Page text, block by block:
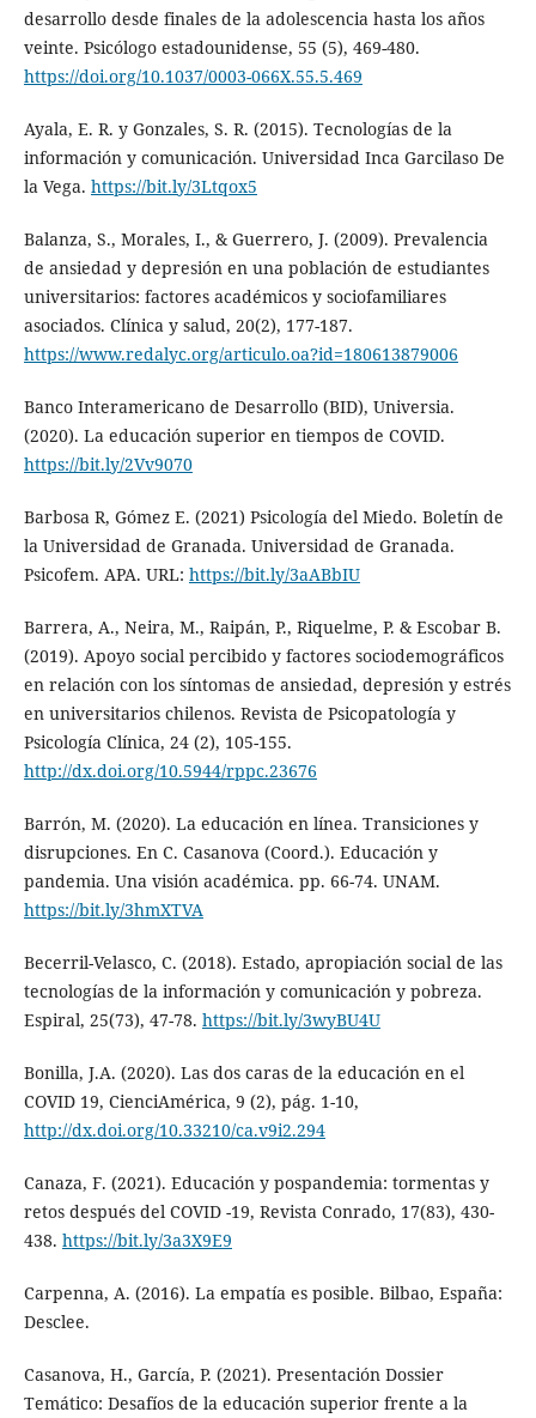
desarrollo desde finales de la adolescencia hasta los años
veinte. Psicólogo estadounidense, 55 (5), 469-480.
https://doi.org/10.1037/0003-066X.55.5.469
Ayala, E. R. y Gonzales, S. R. (2015). Tecnologías de la
información y comunicación. Universidad Inca Garcilaso De
la Vega. https://bit.ly/3Ltqox5
Balanza, S., Morales, I., & Guerrero, J. (2009). Prevalencia
de ansiedad y depresión en una población de estudiantes
universitarios: factores académicos y sociofamiliares
asociados. Clínica y salud, 20(2), 177-187.
https://www.redalyc.org/articulo.oa?id=180613879006
Banco Interamericano de Desarrollo (BID), Universia.
(2020). La educación superior en tiempos de COVID.
https://bit.ly/2Vv9070
Barbosa R, Gómez E. (2021) Psicología del Miedo. Boletín de
la Universidad de Granada. Universidad de Granada.
Psicofem. APA. URL: https://bit.ly/3aABbIU
Barrera, A., Neira, M., Raipán, P., Riquelme, P. & Escobar B.
(2019). Apoyo social percibido y factores sociodemográficos
en relación con los síntomas de ansiedad, depresión y estrés
en universitarios chilenos. Revista de Psicopatología y
Psicología Clínica, 24 (2), 105-155.
http://dx.doi.org/10.5944/rppc.23676
Barrón, M. (2020). La educación en línea. Transiciones y
disrupciones. En C. Casanova (Coord.). Educación y
pandemia. Una visión académica. pp. 66-74. UNAM.
https://bit.ly/3hmXTVA
Becerril-Velasco, C. (2018). Estado, apropiación social de las
tecnologías de la información y comunicación y pobreza.
Espiral, 25(73), 47-78. https://bit.ly/3wyBU4U
Bonilla, J.A. (2020). Las dos caras de la educación en el
COVID 19, CienciAmérica, 9 (2), pág. 1-10,
http://dx.doi.org/10.33210/ca.v9i2.294
Canaza, F. (2021). Educación y pospandemia: tormentas y
retos después del COVID -19, Revista Conrado, 17(83), 430-
438. https://bit.ly/3a3X9E9
Carpenna, A. (2016). La empatía es posible. Bilbao, España:
Desclee.
Casanova, H., García, P. (2021). Presentación Dossier
Temático: Desafíos de la educación superior frente a la